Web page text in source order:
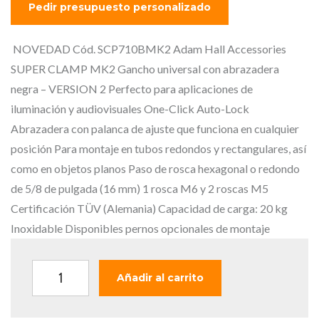
p
r
e
c
i
o
o
r
i
g
i
n
a
e
p
r
e
c
i
o
a
c
t
u
a
l
e
s
:
NOVEDAD Cód. SCP710BMK2 Adam Hall Accessories
SUPER CLAMP MK2 Gancho universal con abrazadera
negra – VERSION 2 Perfecto para aplicaciones de
iluminación y audiovisuales One-Click Auto-Lock
Abrazadera con palanca de ajuste que funciona en cualquier
posición Para montaje en tubos redondos y rectangulares, así
como en objetos planos Paso de rosca hexagonal o redondo
de 5/8 de pulgada (16 mm) 1 rosca M6 y 2 roscas M5
Certificación TÜV (Alemania) Capacidad de carga: 20 kg
Inoxidable Disponibles pernos opcionales de montaje
Añadir al carrito